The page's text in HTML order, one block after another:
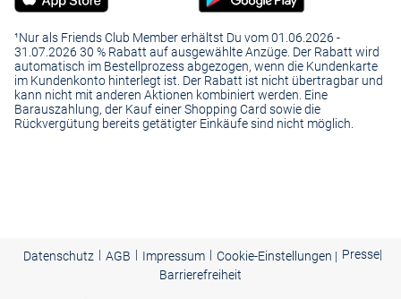
¹Nur als Friends Club Member erhältst Du vom 01.06.2026 -
31.07.2026 30 % Rabatt auf ausgewählte Anzüge. Der Rabatt wird
automatisch im Bestellprozess abgezogen, wenn die Kundenkarte
im Kundenkonto hinterlegt ist. Der Rabatt ist nicht übertragbar und
kann nicht mit anderen Aktionen kombiniert werden. Eine
Barauszahlung, der Kauf einer Shopping Card sowie die
Rückvergütung bereits getätigter Einkäufe sind nicht möglich.
Datenschutz | AGB | Impressum | Cookie-Einstellungen | Presse|
Barrierefreiheit